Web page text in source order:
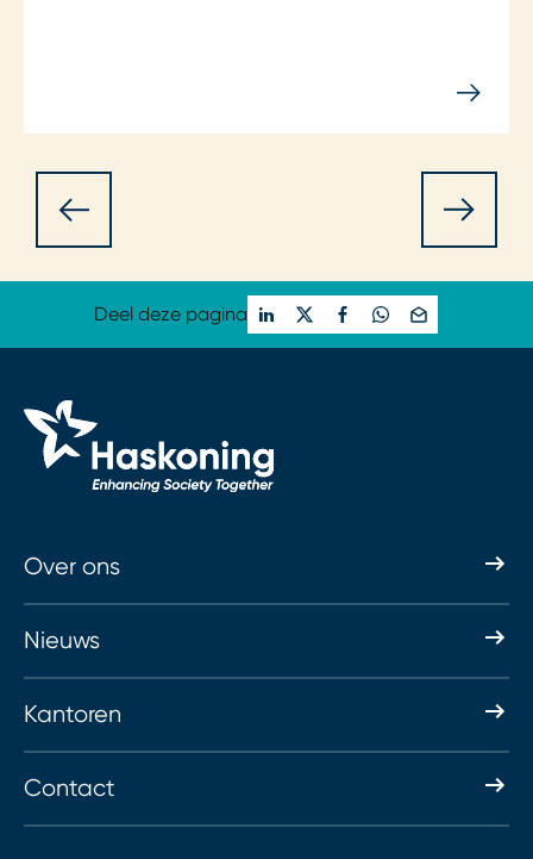
Deel deze pagina
Over ons
Nieuws
Kantoren
Contact